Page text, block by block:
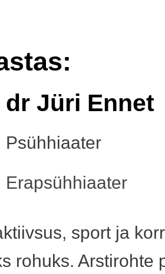
dr Jüri Ennet
Psühhiaater
Erapsühhiaater
sport ja
rohuks. Arstirohte